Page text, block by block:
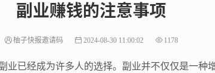
副业赚钱的注意事项
柚子快报邀请码 2024-08-30 11:00:02 1178
业已经成为许多人的选择。副业并不仅仅是一种